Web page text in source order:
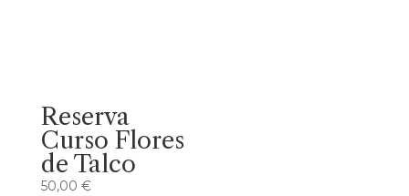
Reserva
Curso Flores
de Talco
50,00 €